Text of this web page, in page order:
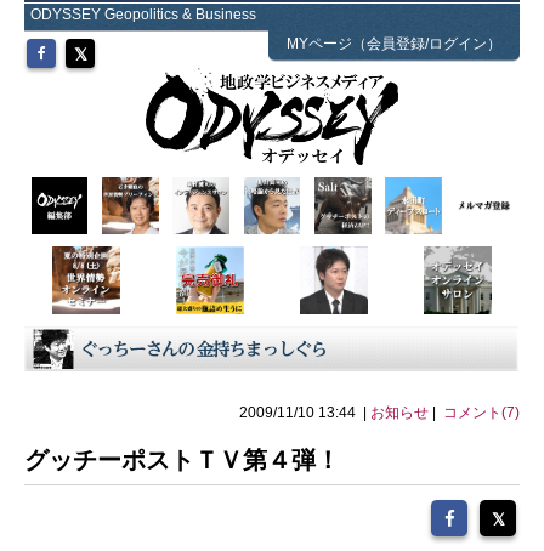
ODYSSEY Geopolitics & Business
MYページ（会員登録/ログイン）
2009/11/10 13:44 | お知らせ コメント(7)
グッチーポストＴＶ第４弾！